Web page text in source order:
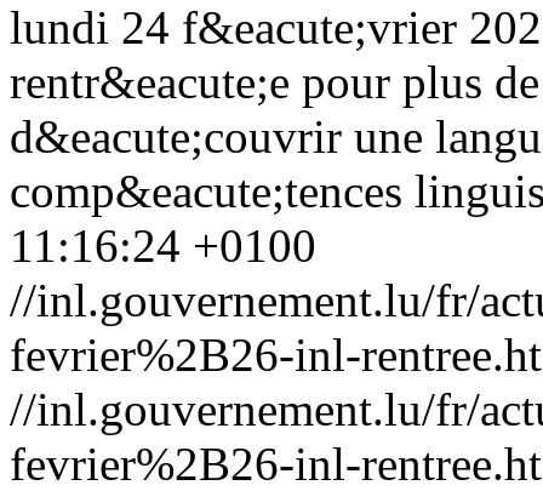
lundi 24 f&eacute;vrier
rentr&eacute;e pour plus
d&eacute;couvrir une
comp&eacute;tences
11:16:24 +0100
//inl.gouvernement.lu/fr/
fevrier%2B26-inl-
//inl.gouvernement.lu/fr/
fevrier%2B26-inl-